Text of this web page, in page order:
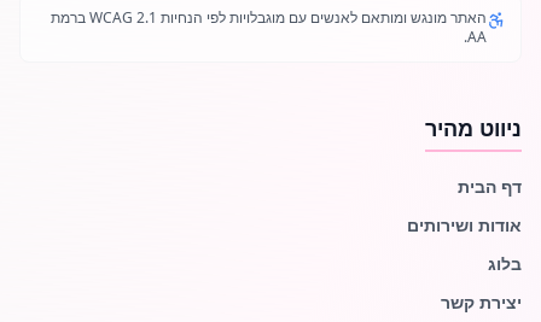
האתר מונגש ומותאם לאנשים עם מוגבלויות לפי הנחיות WCAG 2.1 ברמת
AA.
ניווט מהיר
דף הבית
אודות ושירותים
בלוג
יצירת קשר